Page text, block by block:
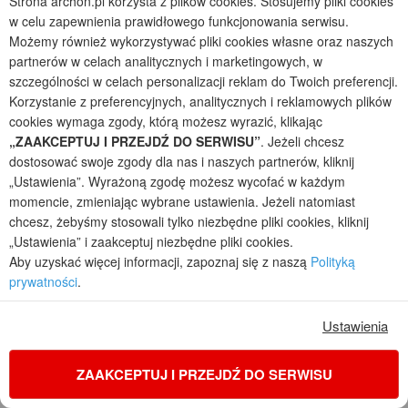
Reklama w ARCHON+
Contact us
Зв'яжіться з нами
Dlaczego warto?
Jakość i Doświadczenie
Bezpłatna zgoda na zmiany
Wymiana do 90 dni
Zwrot do 30 dni
Dostawa 0 zł
Wysyłka za pobraniem
Dostawa
Płatności
w celu zapewnienia prawidłowego funkcjonowania serwisu.
Możemy również wykorzystywać pliki cookies własne oraz naszych
partnerów w celach analitycznych i marketingowych, w
szczególności w celach personalizacji reklam do Twoich preferencji.
Korzystanie z preferencyjnych, analitycznych i reklamowych plików
cookies wymaga zgody, którą możesz wyrazić, klikając
„ZAAKCEPTUJ I PRZEJDŹ DO SERWISU”. Jeżeli chcesz
dostosować swoje zgody dla nas i naszych partnerów, kliknij
„Ustawienia”. Wyrażoną zgodę możesz wycofać w każdym
momencie, zmieniając wybrane ustawienia. Jeżeli natomiast
chcesz, żebyśmy stosowali tylko niezbędne pliki cookies, kliknij
„Ustawienia” i zaakceptuj niezbędne pliki cookies.
Aby uzyskać więcej informacji, zapoznaj się z naszą Polityką
prywatności.
Ustawienia
ZAAKCEPTUJ I PRZEJDŹ DO SERWISU